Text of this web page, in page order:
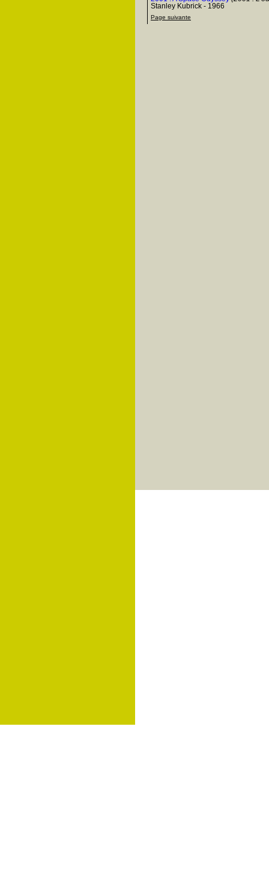
Stanley Kubrick - 1966
Page suivante